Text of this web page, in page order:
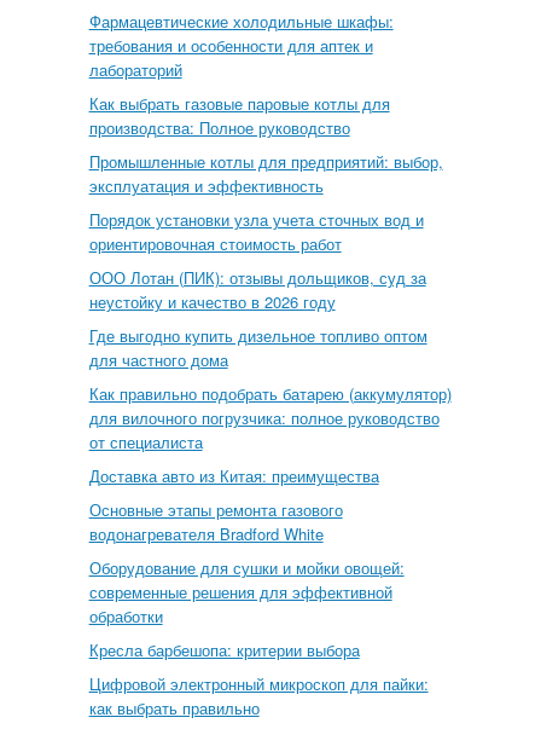
Фармацевтические холодильные шкафы:
требования и особенности для аптек и
лабораторий
Как выбрать газовые паровые котлы для
производства: Полное руководство
Промышленные котлы для предприятий: выбор,
эксплуатация и эффективность
Порядок установки узла учета сточных вод и
ориентировочная стоимость работ
ООО Лотан (ПИК): отзывы дольщиков, суд за
неустойку и качество в 2026 году
Где выгодно купить дизельное топливо оптом
для частного дома
Как правильно подобрать батарею (аккумулятор)
для вилочного погрузчика: полное руководство
от специалиста
Доставка авто из Китая: преимущества
Основные этапы ремонта газового
водонагревателя Bradford White
Оборудование для сушки и мойки овощей:
современные решения для эффективной
обработки
Кресла барбешопа: критерии выбора
Цифровой электронный микроскоп для пайки:
как выбрать правильно